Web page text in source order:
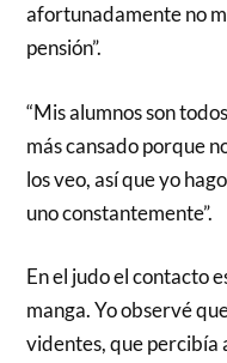
afortunadamente no
pensión”.
“Mis alumnos son
más cansado porque
los veo, así que yo
uno constantemente”.
En el judo el contacto
manga. Yo observé
videntes, que percibía